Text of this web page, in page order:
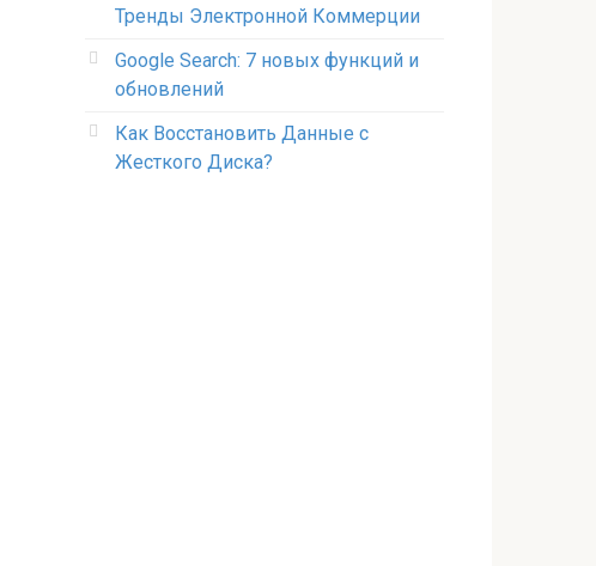
Тренды Электронной Коммерции
Google Search: 7 новых функций и
обновлений
Как Восстановить Данные с
Жесткого Диска?